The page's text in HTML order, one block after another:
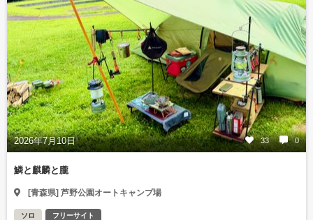
2026年7月10日 33 0
鱗と麒麟と朧
[青森県] 芦野公園オートキャンプ場
ソロ フリーサイト